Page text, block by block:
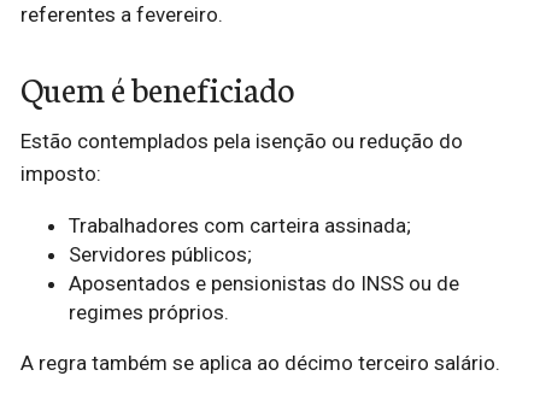
referentes a fevereiro.
Quem é beneficiado
Estão contemplados pela isenção ou redução do
imposto:
Trabalhadores com carteira assinada;
Servidores públicos;
Aposentados e pensionistas do INSS ou de
regimes próprios.
A regra também se aplica ao décimo terceiro salário.